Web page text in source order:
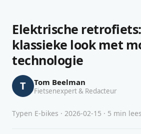
Elektrische
klassieke look met
technologie
T Tom Beelman
Fietsenexpert & Redacteur
Typen E-bikes · 2026-02-15 · 5 min